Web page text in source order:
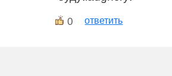
0 ответить